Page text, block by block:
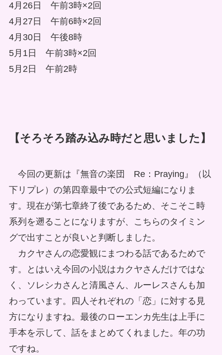
4月26日 午前3時×2回
4月27日 午前6時×2回
4月30日 午後8時
5月1日 午前3時×2回
5月2日 午前2時
【そろそろ踏み込み時だと思いました】
今回の更新は『無音の楽団 Re：Praying』（以
下リプレ）の第四章最中での公式短編になりま
す。現在が第七章終了後であるため、そこそこ時
系列を遡ることになりますが、こちらのタイミン
グで出すことが良いと判断しました。
カクヤさんの恋愛観にまつわる話であるためで
す。とはいえ今回の小説はカクヤさんだけではな
く、ソレシカさんと清風さん、ルーレスさんも加
わっています。四人それぞれの「恋」に対する見
方になりますね。最後のローエンカ先生は上手に
手本を示して、話をまとめてくれました。年の功
ですね。